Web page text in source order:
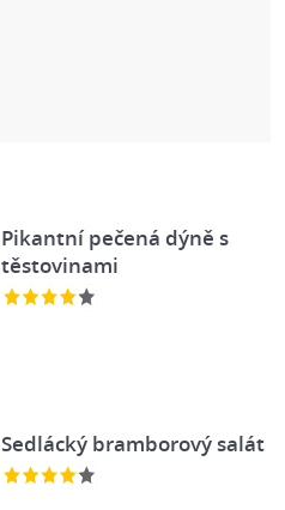
Pikantní pečená dýně s
těstovinami
Sedlácký bramborový salát